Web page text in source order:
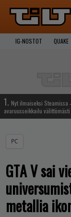
IG-NOSTOT QUAKE
1. Nyt ilmaiseksi Steamissa
avaruusseikkailu
PC
GTA V sai
metallia